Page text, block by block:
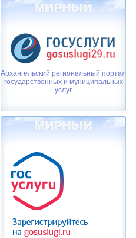
Архангельский региональный портал
государственных и муниципальных
услуг